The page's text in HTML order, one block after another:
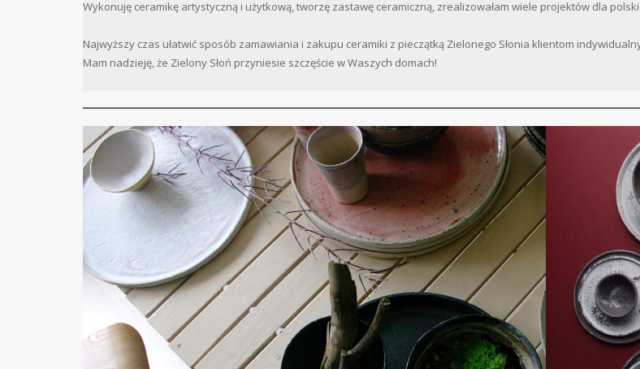
Wykonuję ceramikę artystyczną i użytkową, tworzę zastawę ceramiczną, zrealizowałam wiele projektów dla
Najwyższy czas ułatwić sposób zamawiania i zakupu ceramiki z pieczątką Zielonego Słonia klientom
Mam nadzieję, że Zielony Słoń przyniesie szczęście w Waszych domach!